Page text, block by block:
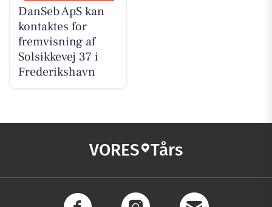
DanSeb ApS kan
kontaktes for
fremvisning af
Solsikkevej 37 i
Frederikshavn
VORES Tårs